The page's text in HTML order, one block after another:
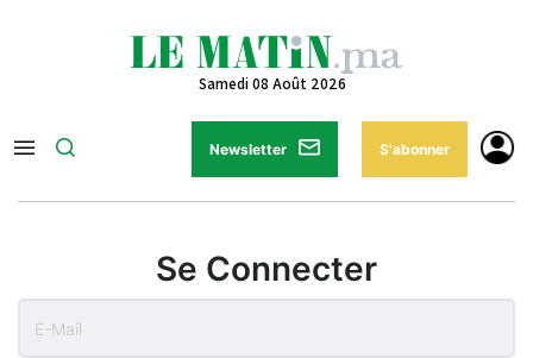
Samedi 08 Août 2026
Newsletter S'abonner
Se Connecter